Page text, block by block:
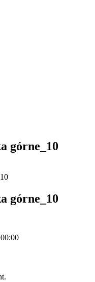
górne_10
górne_10